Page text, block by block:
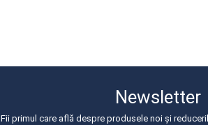
Newsletter
Fii primul care află despre produsele noi și